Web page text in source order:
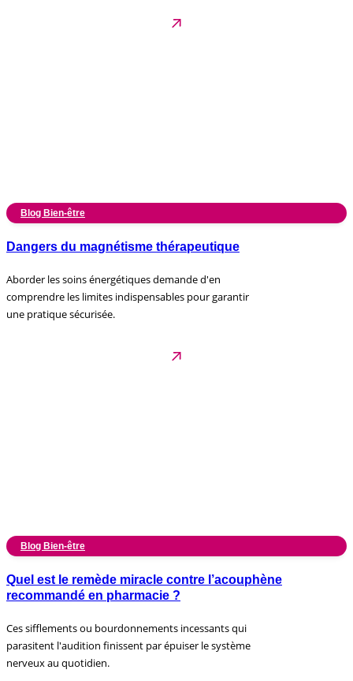
Blog Bien-être
Dangers du magnétisme thérapeutique
Aborder les soins énergétiques demande d'en
comprendre les limites indispensables pour garantir
une pratique sécurisée.
Blog Bien-être
Quel est le remède miracle contre l’acouphène
recommandé en pharmacie ?
Ces sifflements ou bourdonnements incessants qui
parasitent l'audition finissent par épuiser le système
nerveux au quotidien.